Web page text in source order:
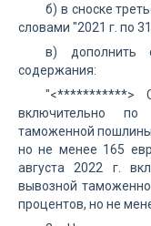
б) в сноске
словами "2021 г. по
в) дополнить
содержания:
"<***********>
включительно
таможенной
но не менее 165
августа 2022 г.
вывозной
процентов, но не